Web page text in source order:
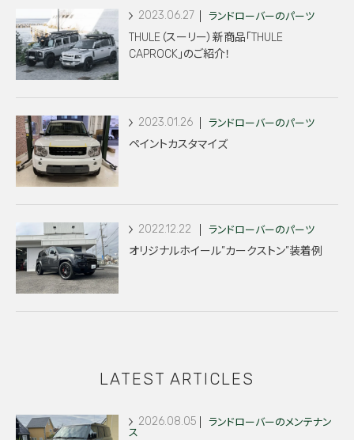
2023.06.27 ランドローバーのパーツ
THULE（スーリー）新商品「THULE
CAPROCK」のご紹介！
2023.01.26 ランドローバーのパーツ
ペイントカスタマイズ
2022.12.22 ランドローバーのパーツ
オリジナルホイール”カークストン”装着例
LATEST ARTICLES
2026.08.05
ランドローバーのメンテナン
ス